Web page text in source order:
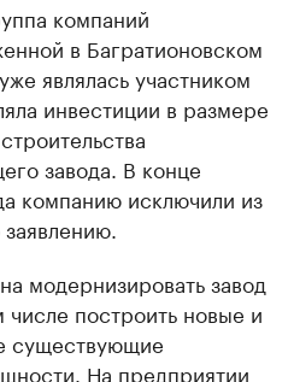
компаний
в Багратионовском
являлась участником
инвестиции в размере
завода. В конце
компанию исключили из
модернизировать завод
построить новые и
существующие
На предприятии